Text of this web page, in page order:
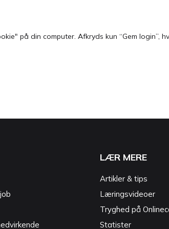
på din computer. Afkryds kun “Gem login”,
LÆR MERE
Artikler & tips
Læringsvideoer
Tryghed på
Statister